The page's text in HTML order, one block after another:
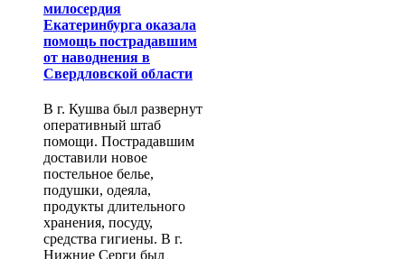
милосердия
Екатеринбурга оказала
помощь пострадавшим
от наводнения в
Свердловской области
В г. Кушва был развернут
оперативный штаб
помощи. Пострадавшим
доставили новое
постельное белье,
подушки, одеяла,
продукты длительного
хранения, посуду,
средства гигиены. В г.
Нижние Серги был